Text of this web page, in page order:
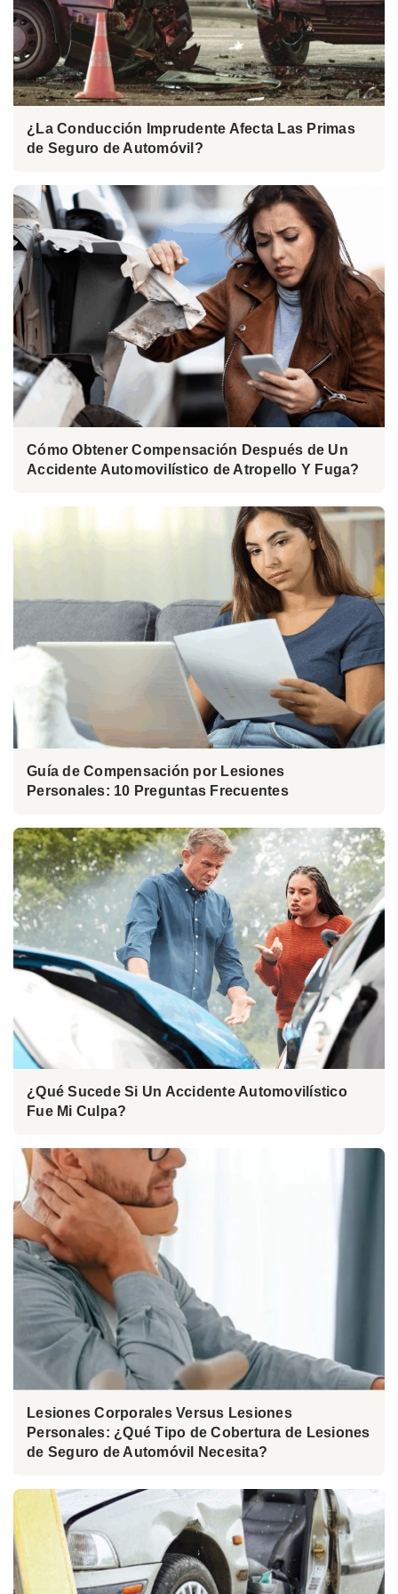
¿La Conducción Imprudente Afecta Las Primas
de Seguro de Automóvil?
Cómo Obtener Compensación Después de Un
Accidente Automovilístico de Atropello Y Fuga?
Guía de Compensación por Lesiones
Personales: 10 Preguntas Frecuentes
¿Qué Sucede Si Un Accidente Automovilístico
Fue Mi Culpa?
Lesiones Corporales Versus Lesiones
Personales: ¿Qué Tipo de Cobertura de Lesiones
de Seguro de Automóvil Necesita?